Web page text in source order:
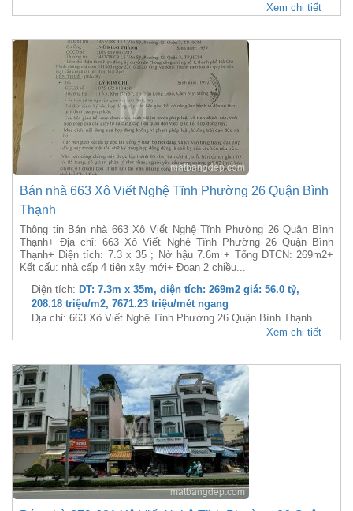
Xem chi tiết
Bán nhà 663 Xô Viết Nghệ Tĩnh Phường 26 Quận Bình
Thạnh
Thông tin Bán nhà 663 Xô Viết Nghệ Tĩnh Phường 26 Quận Bình
Thạnh+ Địa chỉ: 663 Xô Viết Nghệ Tĩnh Phường 26 Quận Bình
Thạnh+ Diện tích: 7.3 x 35 ; Nở hậu 7.6m + Tổng DTCN: 269m2+
Kết cấu: nhà cấp 4 tiện xây mới+ Đoạn 2 chiều...
Diện tích: DT: 7.3m x 35m, diện tích: 269m2 giá: 56.0 tỷ,
208.18 triệu/m2, 7671.23 triệu/mét ngang
Địa chỉ: 663 Xô Viết Nghệ Tĩnh Phường 26 Quận Bình Thạnh
Xem chi tiết